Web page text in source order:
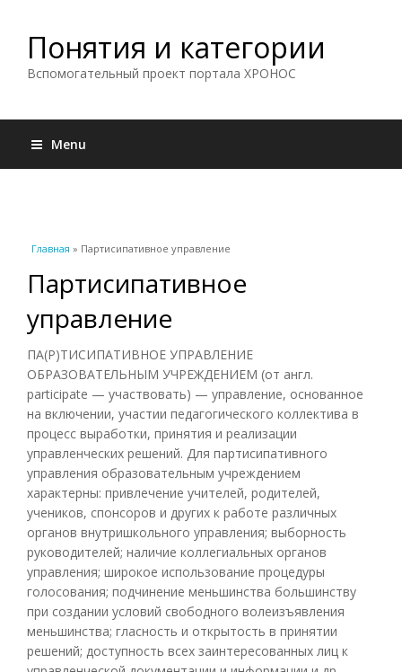
Понятия и категории
Вспомогательный проект портала ХРОНОС
Menu
Вы здесь
Главная » Партисипативное управление
Партисипативное
управление
ПА(Р)ТИСИПАТИВНОЕ УПРАВЛЕНИЕ
ОБРАЗОВАТЕЛЬНЫМ УЧРЕЖДЕНИЕМ (от англ.
participate — участвовать) — управление, основанное
на включении, участии педагогического коллектива в
процесс выработки, принятия и реализации
управленческих решений. Для партисипативного
управления образовательным учреждением
характерны: привлечение учителей, родителей,
учеников, спонсоров и других к работе различных
органов внутришкольного управления; выборность
руководителей; наличие коллегиальных органов
управления; широкое использование процедуры
голосования; подчинение меньшинства большинству
при создании условий свободного волеизъявления
меньшинства; гласность и открытость в принятии
решений; доступность всех заинтересованных лиц к